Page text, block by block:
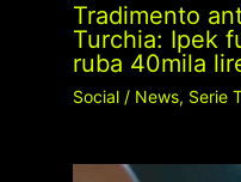
Tradimento
Turchia: Ipek
ruba 40mila
Social/ News, Serie